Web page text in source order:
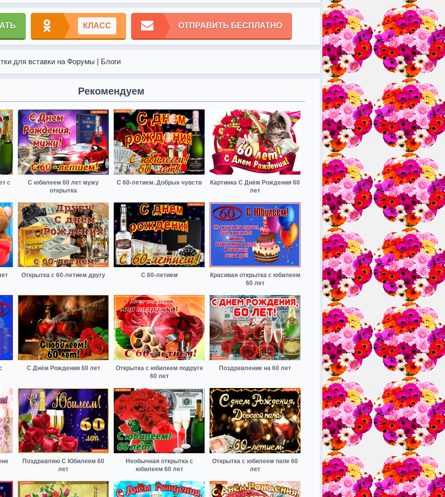
КЛАСС ОТПРАВИТЬ БЕСПЛАТНО
для вставки на Форумы | Блоги
Рекомендуем
с
С юбилеем 60 лет мужу
открытка
С 60-летием. Добрых чувств
Картинка С Днём Рождения 60
лет
Открытка с 60-летием другу С 60-летием
Красивая открытка с юбилеем
60 лет
С Днём Рождения 60 лет
Открытка с юбилеем подруге
60 лет
Поздравление на 60 лет
Поздравляю С Юбилеем 60
лет
Необычная открытка с
юбилеем 60 лет
Открытка с юбилеем папе 60
лет